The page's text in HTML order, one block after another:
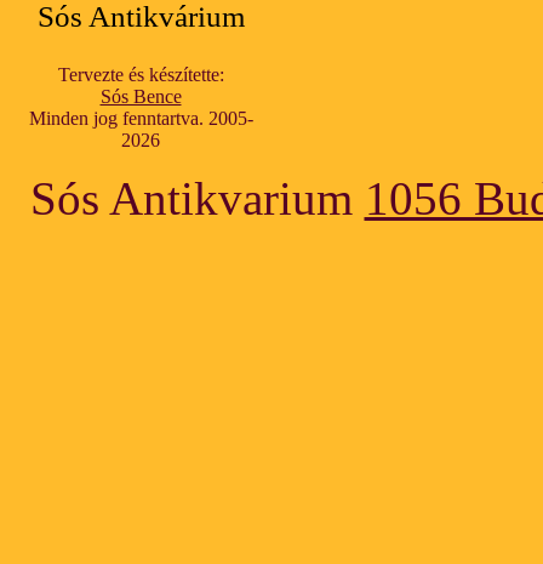
Sós Antikvárium
Tervezte és készítette:
Sós Bence
Minden jog fenntartva. 2005-
2026
Sós Antikvarium 1056